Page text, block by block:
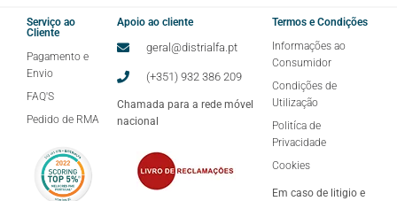
Serviço ao
Cliente
Pagamento e
Envio
FAQ'S
Pedido de RMA
Apoio ao cliente
geral@distrialfa.pt
(+351) 932 386 209
Chamada para a rede móvel
nacional
Termos e Condições
Informações ao
Consumidor
Condições de
Utilização
Politíca de
Privacidade
Cookies
Em caso de litigio e